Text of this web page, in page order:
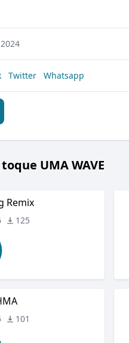
Twitter Whatsapp
UMA WAVE
Remix
125
101